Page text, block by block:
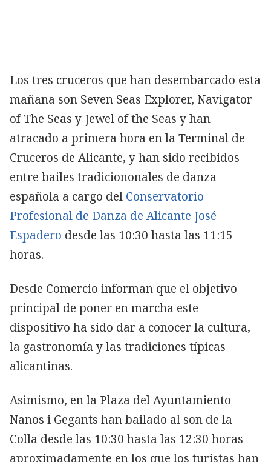
Los tres cruceros que han desembarcado esta
mañana son Seven Seas Explorer, Navigator
of The Seas y Jewel of the Seas y han
atracado a primera hora en la Terminal de
Cruceros de Alicante, y han sido recibidos
entre bailes tradiciononales de danza
española a cargo del Conservatorio
Profesional de Danza de Alicante José
Espadero desde las 10:30 hasta las 11:15
horas.
Desde Comercio informan que el objetivo
principal de poner en marcha este
dispositivo ha sido dar a conocer la cultura,
la gastronomía y las tradiciones típicas
alicantinas.
Asimismo, en la Plaza del Ayuntamiento
Nanos i Gegants han bailado al son de la
Colla desde las 10:30 hasta las 12:30 horas
aproximadamente en los que los turistas han